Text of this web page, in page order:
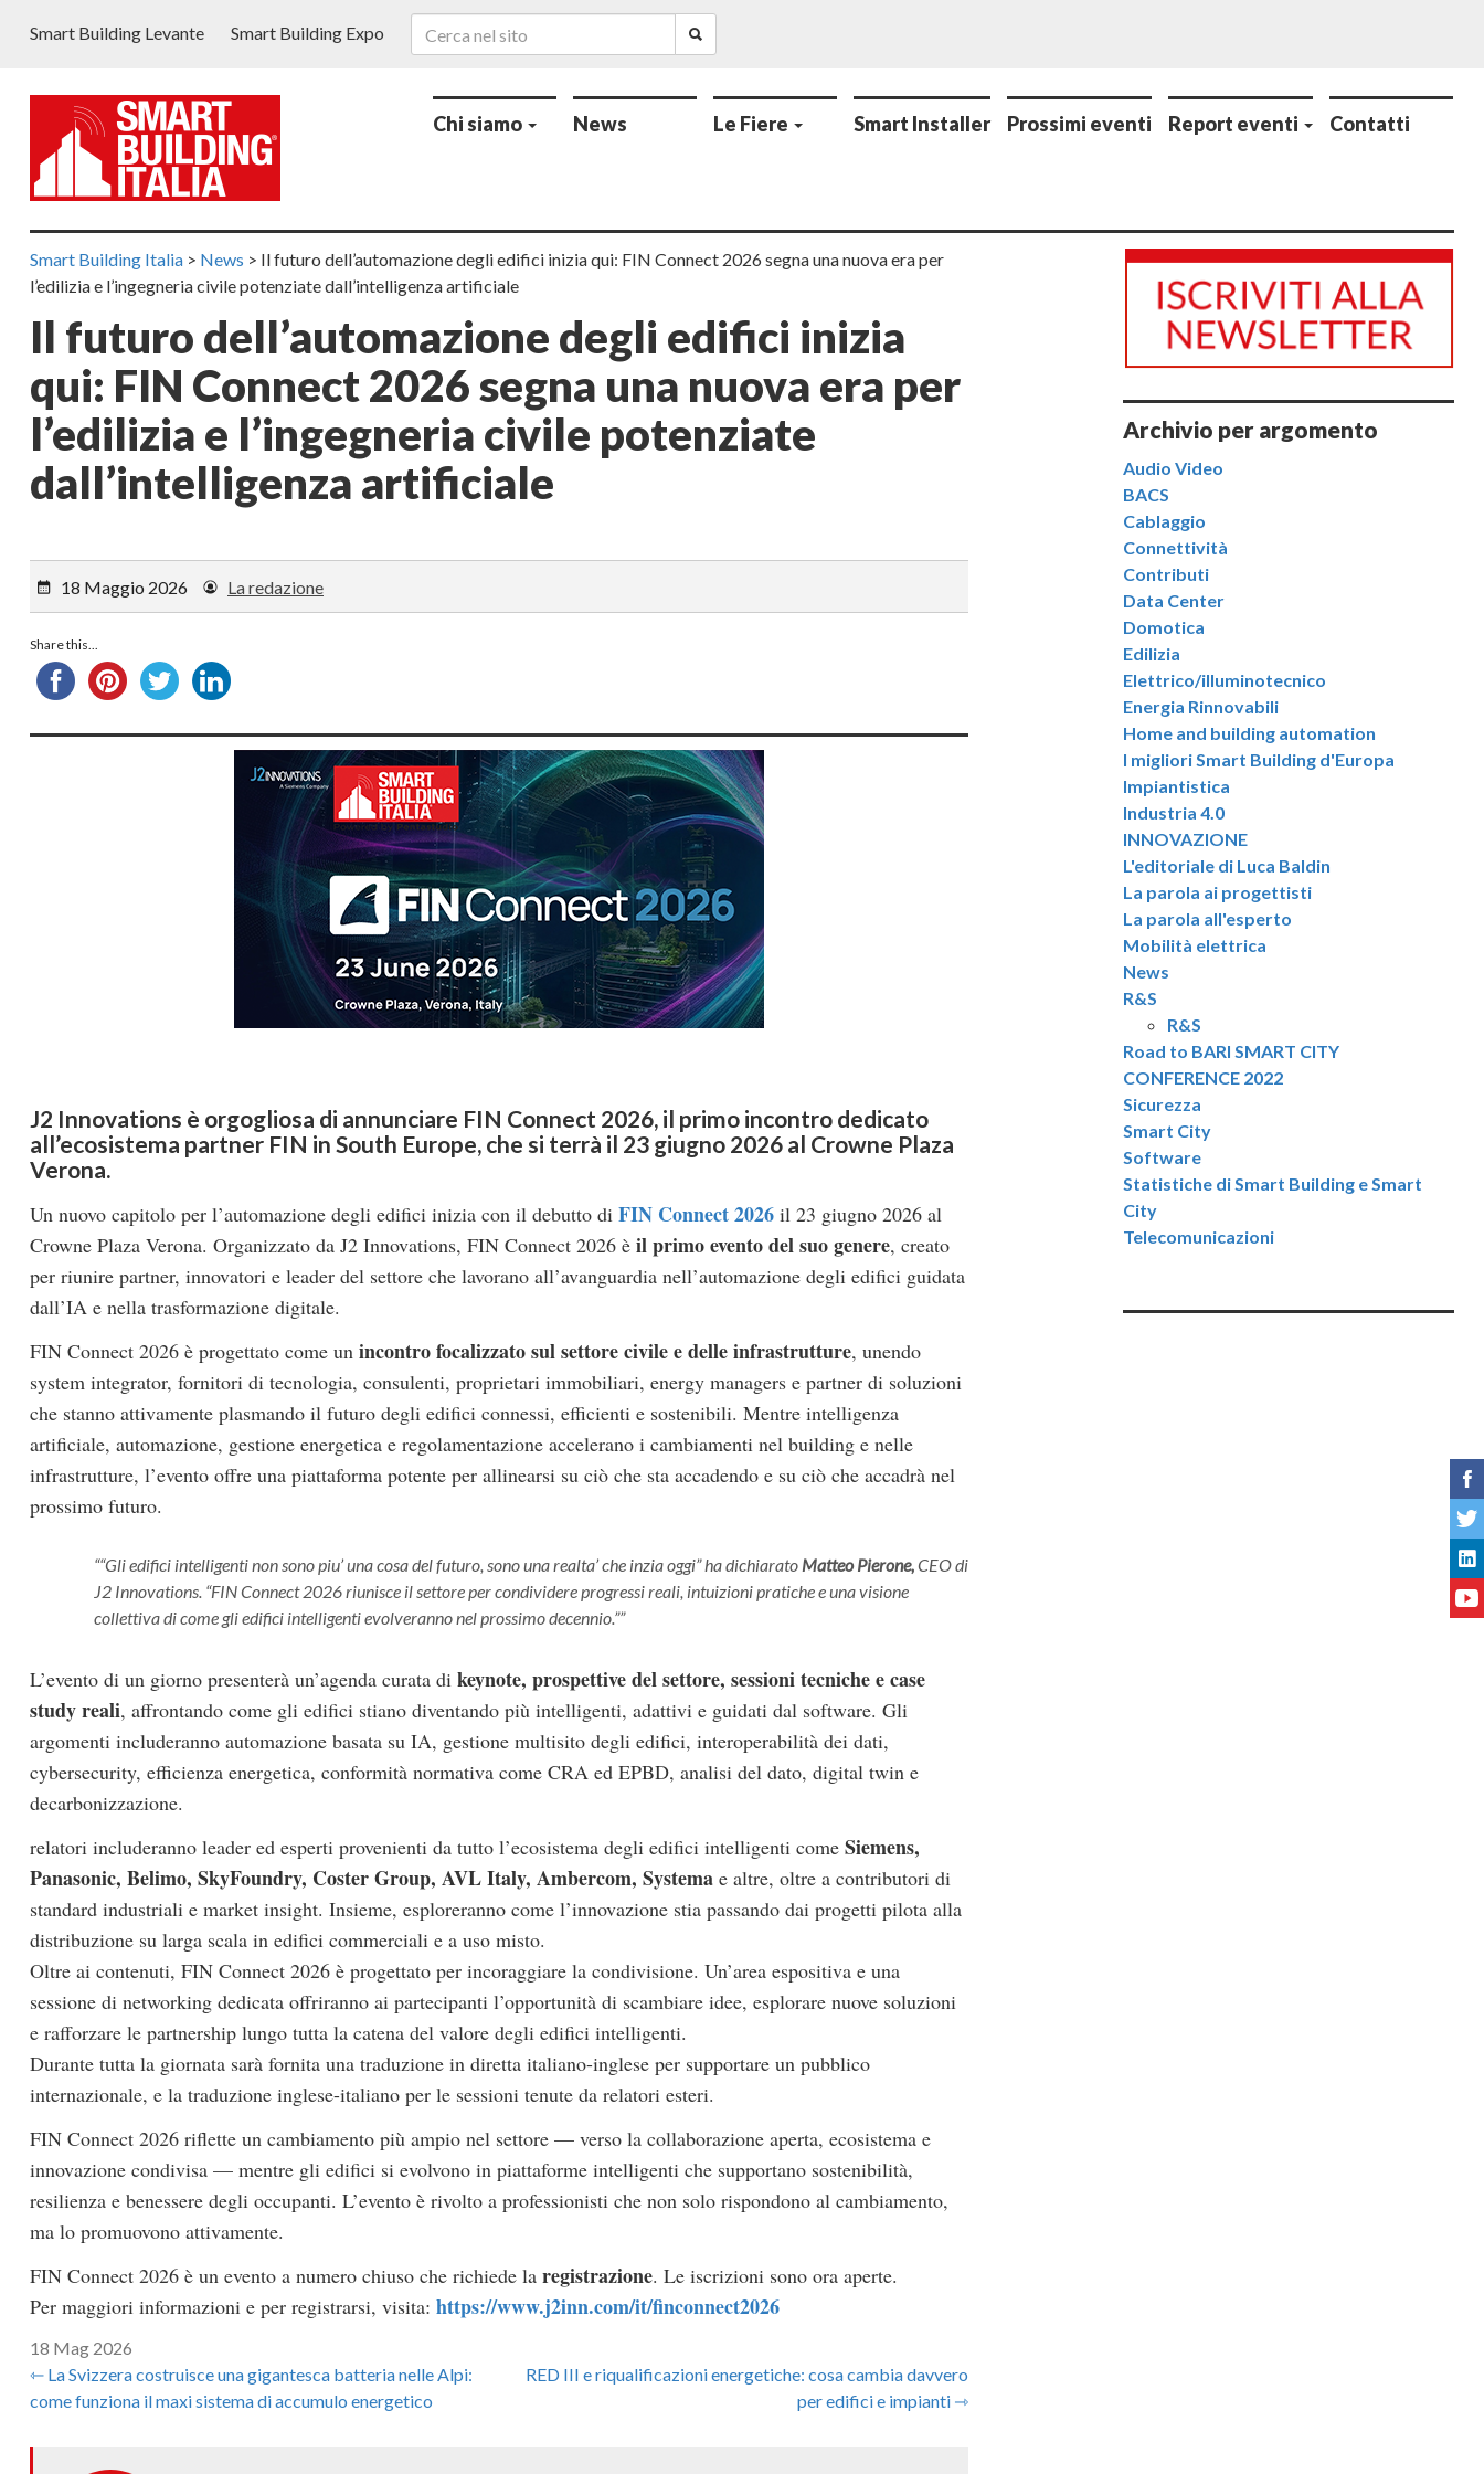
Smart Building Levante Smart Building Expo
Chi siamo News Le Fiere Smart Installer Prossimi eventi Report eventi Contatti
Smart Building Italia > News > Il futuro dell’automazione degli edifici inizia qui: FIN Connect 2026 segna una nuova era per
l’edilizia e l’ingegneria civile potenziate dall’intelligenza artificiale
Il futuro dell’automazione degli edifici inizia
qui: FIN Connect 2026 segna una nuova era per
l’edilizia e l’ingegneria civile potenziate
dall’intelligenza artificiale
18 Maggio 2026 La redazione
Share this...
J2 Innovations è orgogliosa di annunciare FIN Connect 2026, il primo incontro dedicato
all’ecosistema partner FIN in South Europe, che si terrà il 23 giugno 2026 al Crowne Plaza
Verona.
Un nuovo capitolo per l’automazione degli edifici inizia con il debutto di FIN Connect 2026 il 23 giugno 2026 al
Crowne Plaza Verona. Organizzato da J2 Innovations, FIN Connect 2026 è il primo evento del suo genere, creato
per riunire partner, innovatori e leader del settore che lavorano all’avanguardia nell’automazione degli edifici guidata
dall’IA e nella trasformazione digitale.
FIN Connect 2026 è progettato come un incontro focalizzato sul settore civile e delle infrastrutture, unendo
system integrator, fornitori di tecnologia, consulenti, proprietari immobiliari, energy managers e partner di soluzioni
che stanno attivamente plasmando il futuro degli edifici connessi, efficienti e sostenibili. Mentre intelligenza
artificiale, automazione, gestione energetica e regolamentazione accelerano i cambiamenti nel building e nelle
infrastrutture, l’evento offre una piattaforma potente per allinearsi su ciò che sta accadendo e su ciò che accadrà nel
prossimo futuro.
“Gli edifici intelligenti non sono piu’ una cosa del futuro, sono una realta’ che inzia oggi” ha dichiarato Matteo Pierone,CEO di
J2 Innovations. “FIN Connect 2026 riunisce il settore per condividere progressi reali, intuizioni pratiche e una visione
collettiva di come gli edifici intelligenti evolveranno nel prossimo decennio.”
L’evento di un giorno presenterà un’agenda curata di keynote, prospettive del settore, sessioni tecniche e case
study reali, affrontando come gli edifici stiano diventando più intelligenti, adattivi e guidati dal software. Gli
argomenti includeranno automazione basata su IA, gestione multisito degli edifici, interoperabilità dei dati,
cybersecurity, efficienza energetica, conformità normativa come CRA ed EPBD, analisi del dato, digital twin e
decarbonizzazione.
relatori includeranno leader ed esperti provenienti da tutto l’ecosistema degli edifici intelligenti come Siemens,
Panasonic, Belimo, SkyFoundry, Coster Group, AVL Italy, Ambercom, Systema e altre, oltre a contributori di
standard industriali e market insight. Insieme, esploreranno come l’innovazione stia passando dai progetti pilota alla
distribuzione su larga scala in edifici commerciali e a uso misto.
Oltre ai contenuti, FIN Connect 2026 è progettato per incoraggiare la condivisione. Un’area espositiva e una
sessione di networking dedicata offriranno ai partecipanti l’opportunità di scambiare idee, esplorare nuove soluzioni
e rafforzare le partnership lungo tutta la catena del valore degli edifici intelligenti.
Durante tutta la giornata sarà fornita una traduzione in diretta italiano-inglese per supportare un pubblico
internazionale, e la traduzione inglese-italiano per le sessioni tenute da relatori esteri.
FIN Connect 2026 riflette un cambiamento più ampio nel settore — verso la collaborazione aperta, ecosistema e
innovazione condivisa — mentre gli edifici si evolvono in piattaforme intelligenti che supportano sostenibilità,
resilienza e benessere degli occupanti. L’evento è rivolto a professionisti che non solo rispondono al cambiamento,
ma lo promuovono attivamente.
FIN Connect 2026 è un evento a numero chiuso che richiede la registrazione. Le iscrizioni sono ora aperte.
Per maggiori informazioni e per registrarsi, visita: https://www.j2inn.com/it/finconnect2026
18 Mag 2026
⇽ La Svizzera costruisce una gigantesca batteria nelle Alpi:
come funziona il maxi sistema di accumulo energetico
RED III e riqualificazioni energetiche: cosa cambia davvero
per edifici e impianti ⇾
Archivio per argomento
Audio Video
BACS
Cablaggio
Connettività
Contributi
Data Center
Domotica
Edilizia
Elettrico/illuminotecnico
Energia Rinnovabili
Home and building automation
I migliori Smart Building d'Europa
Impiantistica
Industria 4.0
INNOVAZIONE
L'editoriale di Luca Baldin
La parola ai progettisti
La parola all'esperto
Mobilità elettrica
News
R&S
R&S
Road to BARI SMART CITY
CONFERENCE 2022
Sicurezza
Smart City
Software
Statistiche di Smart Building e Smart
City
Telecomunicazioni